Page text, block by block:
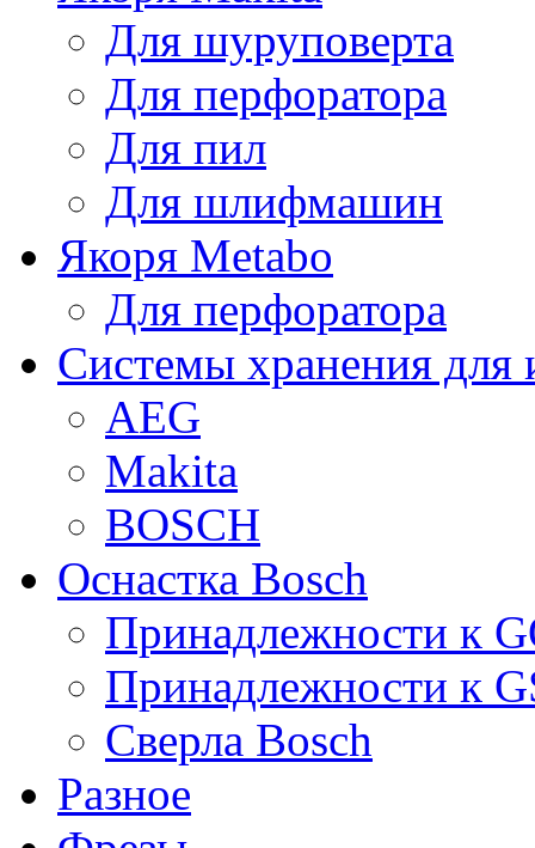
Для шуруповерта
Для перфоратора
Для пил
Для шлифмашин
Якоря Metabo
Для перфоратора
Системы хранения для
AEG
Makita
BOSCH
Оснастка Bosch
Принадлежности к
Принадлежности к
Сверла Bosch
Разное